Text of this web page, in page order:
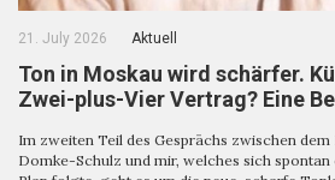
21. July 2026 Aktuell
Ton in Moskau wird schärfer.
Zwei-plus-Vier Vertrag? Eine
Im zweiten Teil des Gesprächs zwischen
Domke-Schulz und mir, welches sich